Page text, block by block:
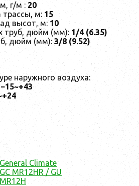
г/м : 20
трассы, м: 15
высот, м: 10
труб, дюйм (мм): 1/4 (6.35)
дюйм (мм): 3/8 (9.52)
наружного воздуха:
−15~+43
General Climate
GC MR12HR / GU
MR12H